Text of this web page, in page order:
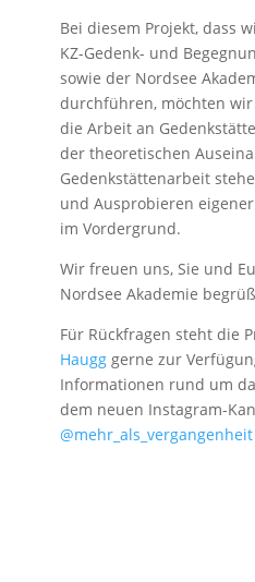
Bei diesem Projekt, dass
KZ-Gedenk- und
sowie der Nordsee
durchführen, möchten
die Arbeit an
der theoretischen
Gedenkstättenarbeit
und Ausprobieren
im Vordergrund.
Wir freuen uns, Sie und
Nordsee Akademie
Für Rückfragen steht die
Haugggerne zur
Informationen rund um
dem neuen Instagram-
@mehr_als_vergangenheit